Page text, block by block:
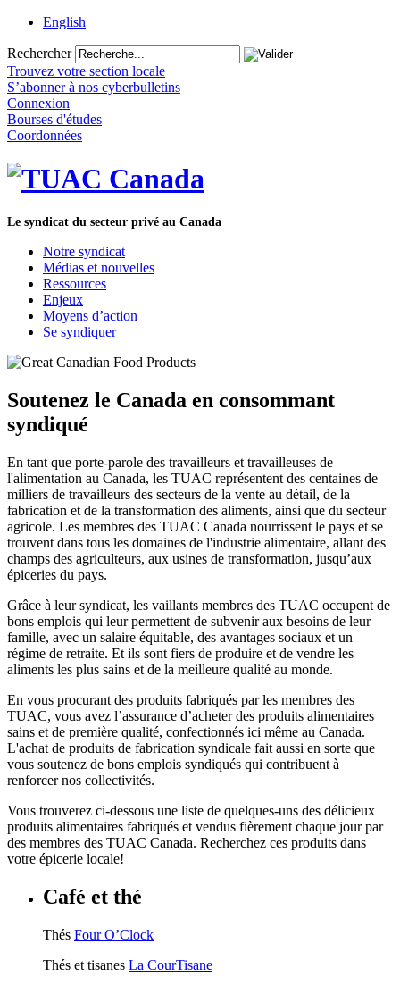
English
Rechercher
Trouvez votre section locale
S’abonner à nos cyberbulletins
Connexion
Bourses d'études
Coordonnées
Le syndicat du secteur privé au Canada
Notre syndicat
Médias et nouvelles
Ressources
Enjeux
Moyens d’action
Se syndiquer
Soutenez le Canada en consommant
syndiqué
En tant que porte-parole des travailleurs et travailleuses de
l'alimentation au Canada, les TUAC représentent des centaines de
milliers de travailleurs des secteurs de la vente au détail, de la
fabrication et de la transformation des aliments, ainsi que du secteur
agricole. Les membres des TUAC Canada nourrissent le pays et se
trouvent dans tous les domaines de l'industrie alimentaire, allant des
champs des agriculteurs, aux usines de transformation, jusqu’aux
épiceries du pays.
Grâce à leur syndicat, les vaillants membres des TUAC occupent de
bons emplois qui leur permettent de subvenir aux besoins de leur
famille, avec un salaire équitable, des avantages sociaux et un
régime de retraite. Et ils sont fiers de produire et de vendre les
aliments les plus sains et de la meilleure qualité au monde.
En vous procurant des produits fabriqués par les membres des
TUAC, vous avez l’assurance d’acheter des produits alimentaires
sains et de première qualité, confectionnés ici même au Canada.
L'achat de produits de fabrication syndicale fait aussi en sorte que
vous soutenez de bons emplois syndiqués qui contribuent à
renforcer nos collectivités.
Vous trouverez ci-dessous une liste de quelques-uns des délicieux
produits alimentaires fabriqués et vendus fièrement chaque jour par
des membres des TUAC Canada. Recherchez ces produits dans
votre épicerie locale!
Café et thé
Thés Four O’Clock
Thés et tisanes La CourTisane